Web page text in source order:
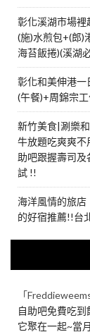
彰化溪湖市場裡
(施)水煎包+(郎)
海苔飯捲)(溪湖
彰化和美伸港
(午餐)+周錦宗
新竹美食|涮樂
牛放題吃爽爽不
助吧跟握壽司
試 !!
海洋風情的旅店
的好宿推薦!!台
「
自助吧免費吃
它聚在一起~當